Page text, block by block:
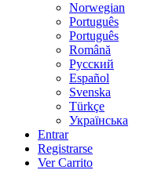
Norwegian
Português
Português
Română
Русский
Español
Svenska
Türkçe
Українська
Entrar
Registrarse
Ver Carrito